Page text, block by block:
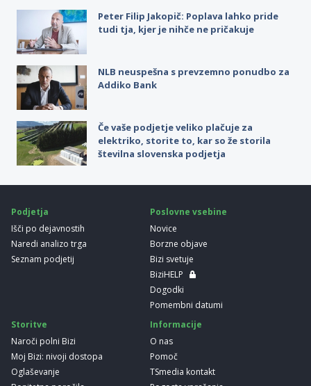
Peter Filip Jakopič: Poplava lahko pride
tudi tja, kjer je nihče ne pričakuje
NLB neuspešna s prevzemno ponudbo za
Addiko Bank
Če vaše podjetje veliko plačuje za
elektriko, storite to, kar so že storila
številna slovenska podjetja
Podjetja
Išči po dejavnostih
Naredi analizo trga
Seznam podjetij
Poslovne vsebine
Novice
Borzne objave
Bizi svetuje
BiziHELP
Dogodki
Pomembni datumi
Storitve
Naroči polni Bizi
Moj Bizi: nivoji dostopa
Oglaševanje
Informacije
O nas
Pomoč
TSmedia kontakt